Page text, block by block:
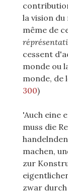
la vision
même de
cessent
monde ou
monde, de
300)
'Auch eine
muss die
machen,
zur
zwar